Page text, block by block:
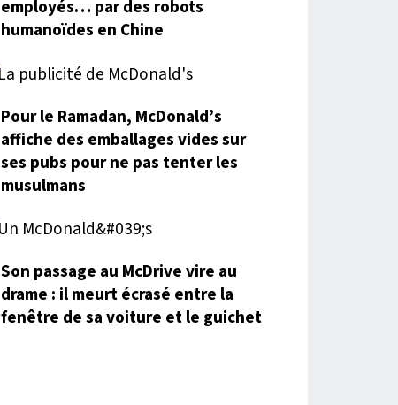
employés… par des robots
humanoïdes en Chine
Pour le Ramadan, McDonald’s
affiche des emballages vides sur
ses pubs pour ne pas tenter les
musulmans
Son passage au McDrive vire au
drame : il meurt écrasé entre la
fenêtre de sa voiture et le guichet